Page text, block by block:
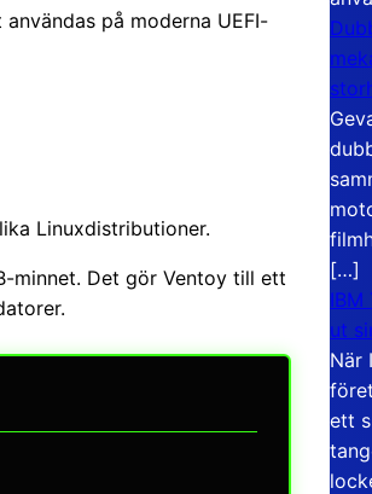
på moderna UEFI-
Linuxdistributioner.
minnet. Det gör Ventoy till ett
[…]
IBM
ut
När
ett